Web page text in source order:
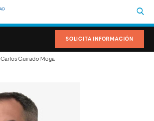
SOLICITA INFORMACIÓN
Carlos Guirado Moya